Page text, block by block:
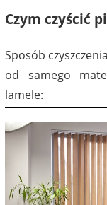
Czym czyścić
Sposób
od samego
lamele: